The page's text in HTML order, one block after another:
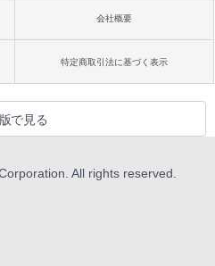
会社概要
特定商取引法に基づく表示
で見る
All rights reserved.